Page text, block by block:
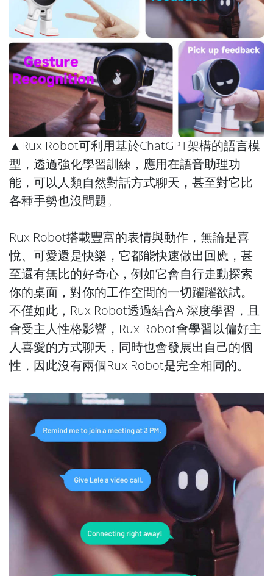
▲Rux Robot可利用基於ChatGPT架構的語言模
型，透過強化學習訓練，應用在語音助理功
能，可以人類自然對話方式聊天，甚至對它比
各種手勢也沒問題。
Rux Robot搭載豐富的表情與動作，無論是喜
悅、可愛還是快樂，它都能快速做出回應，甚
至還有無比的好奇心，例如它會自行走動探索
你的桌面，對你的工作空間的一切躍躍欲試。
不僅如此，Rux Robot透過結合AI深度學習，且
會受主人性格影響，Rux Robot會學習以偏好主
人喜愛的方式聊天，同時也會發展出自己的個
性，因此沒有兩個Rux Robot是完全相同的。